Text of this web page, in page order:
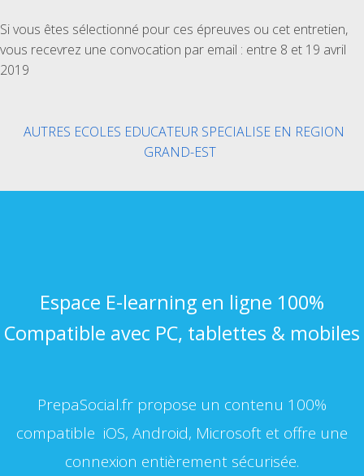
Si vous êtes sélectionné pour ces épreuves ou cet entretien,
vous recevrez une convocation par email : entre 8 et 19 avril
2019
AUTRES ECOLES EDUCATEUR SPECIALISE EN REGION
GRAND-EST
Espace E-learning en ligne 100%
Compatible avec PC, tablettes & mobiles
PrepaSocial.fr propose un contenu 100%
compatible iOS, Android, Microsoft et offre une
connexion entièrement sécurisée.